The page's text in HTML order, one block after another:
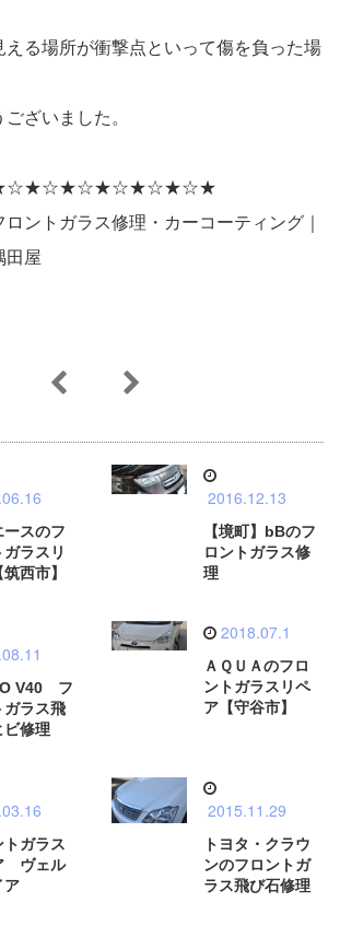
える場所が衝撃点といって傷を負った場
ざいました。
ントガラス修理・カーコーティング｜
屋
ースのフ
ガラスリ
西市】
2016.12.13
【境町】bBのフ
ロントガラス修
理
V40 フ
ガラス飛
ビ修理
2018.07.1
ＡＱＵＡのフロ
ントガラスリペ
ア【守谷市】
トガラス
ヴェル
ア
2015.11.29
トヨタ・クラウ
ンのフロントガ
ラス飛び石修理